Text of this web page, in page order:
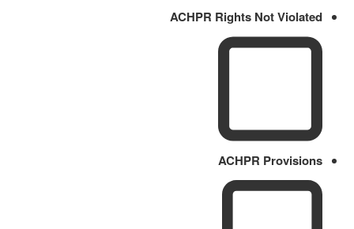
ACHPR Rights Not Violated
ACHPR Provisions